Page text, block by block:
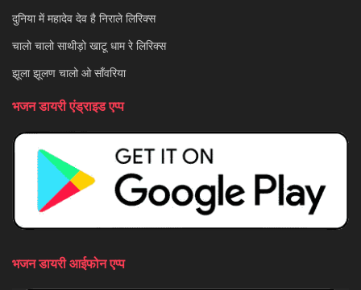
दुनिया में महादेव देव है निराले लिरिक्स
चालो चालो साथीड़ो खाटू धाम रे लिरिक्स
झूला झूलण चालो ओ साँवरिया
भजन डायरी एंड्राइड एप्प
भजन डायरी आईफोन एप्प